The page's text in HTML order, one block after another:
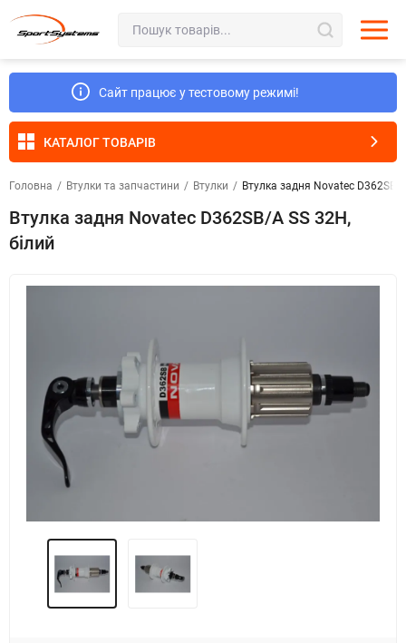
Сайт працює у тестовому режимі!
КАТАЛОГ ТОВАРІВ
Головна / Втулки та запчастини / Втулки / Втулка задня Novatec D362SB/
Втулка задня Novatec D362SB/A SS 32H,
білий